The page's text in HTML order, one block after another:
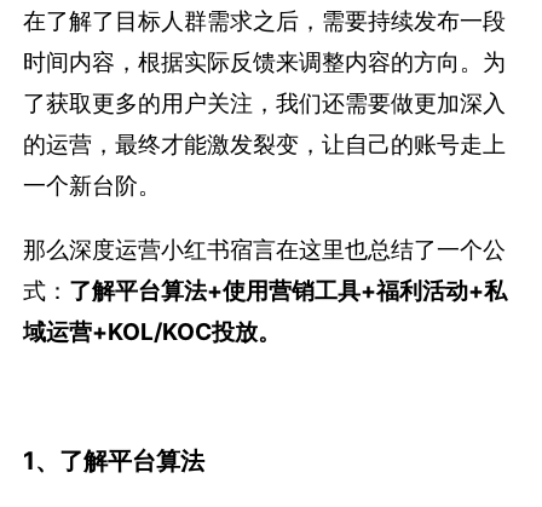
在了解了目标人群需求之后，需要持续发布一段
时间内容，根据实际反馈来调整内容的方向。为
了获取更多的用户关注，我们还需要做更加深入
的运营，最终才能激发裂变，让自己的账号走上
一个新台阶。
那么深度运营小红书宿言在这里也总结了一个公
式： 了解平台算法+使用营销工具+福利活动+私
域运营+KOL/KOC投放。
1、了解平台算法